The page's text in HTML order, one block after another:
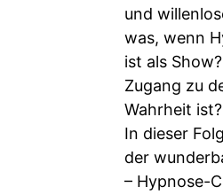
und
was, wenn
ist als
Zugang zu
Wahrheit ist?
In dieser
der
– Hypnose-